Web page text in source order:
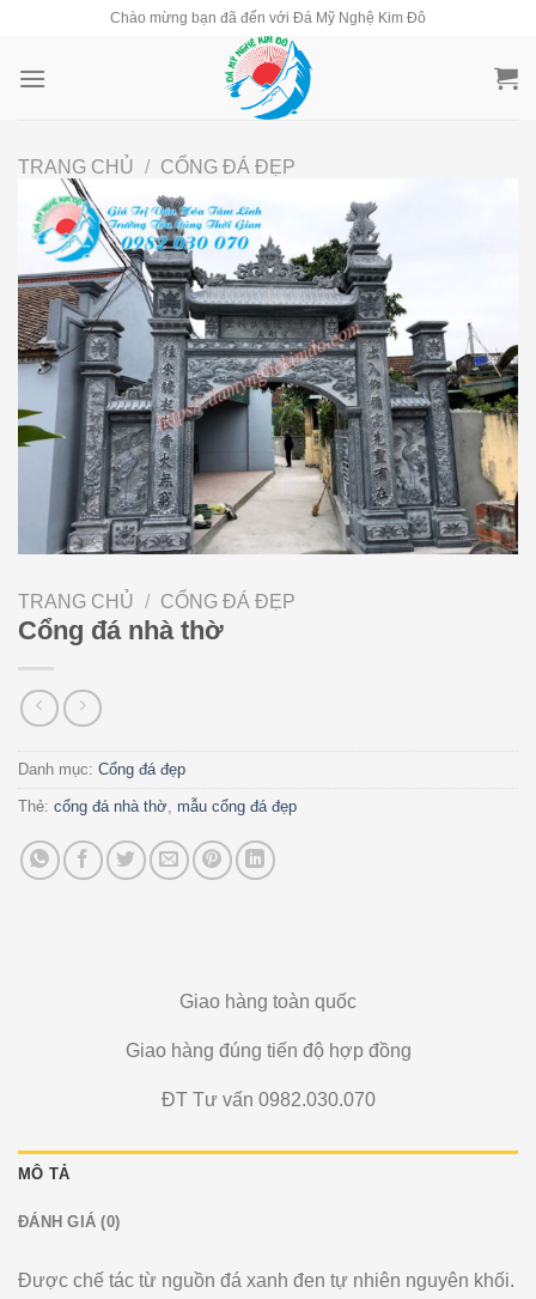
content
Chào mừng bạn đã đến với Đá Mỹ Nghệ Kim Đô
TRANG CHỦ / CỔNG ĐÁ ĐẸP
TRANG CHỦ / CỔNG ĐÁ ĐẸP
Cổng đá nhà thờ
Danh mục: Cổng đá đẹp
Thẻ: cổng đá nhà thờ, mẫu cổng đá đẹp
Giao hàng toàn quốc
Giao hàng đúng tiến độ hợp đồng
ĐT Tư vấn 0982.030.070
MÔ TẢ
ĐÁNH GIÁ (0)
Được chế tác từ nguồn đá xanh đen tự nhiên nguyên khối.